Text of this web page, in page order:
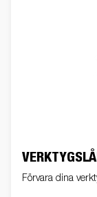
Förvara dina